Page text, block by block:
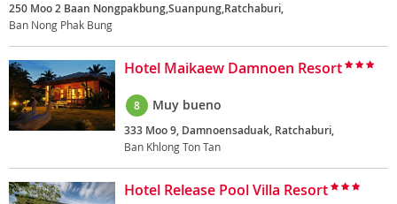
250 Moo 2 Baan Nongpakbung,Suanpung,Ratchaburi,
Ban Nong Phak Bung
Hotel Maikaew Damnoen Resort
8 Muy bueno
333 Moo 9, Damnoensaduak, Ratchaburi,
Ban Khlong Ton Tan
Hotel Release Pool Villa Resort